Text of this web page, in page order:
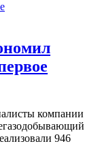
компании
946